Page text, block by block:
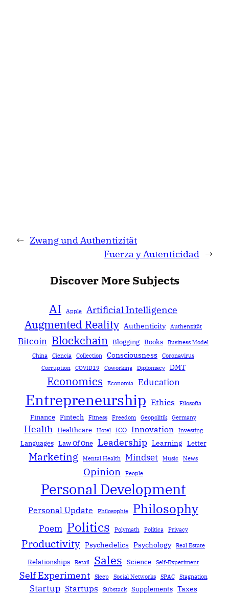
← Zwang und Authentizität
Fuerza y Autenticidad →
Discover More Subjects
AI Apple Artificial Intelligence
Augmented Reality Authenticity Authenzität
Bitcoin Blockchain Blogging Books
Business Model
China
Ciencia Collection Consciousness
Coronavirus
Corruption
COVID19 Coworking Diplomacy DMT
Economics Economía Education
Entrepreneurship Ethics Filosofía
Finance Fintech Fitness Freedom Geopolitik Germany
Health Healthcare Hotel ICO Innovation Investing
Languages Law Of One Leadership Learning Letter
Marketing Mental Health Mindset Music News
Opinion People
Personal Development
Personal Update Philosophie Philosophy
Poem Politics Polymath Política Privacy
Productivity Psychedelics Psychology Real Estate
Relationships Retail Sales Science Self-Experiment
Self Experiment Sleep Social Networks SPAC Stagnation
Startup Startups Substack Supplements Taxes